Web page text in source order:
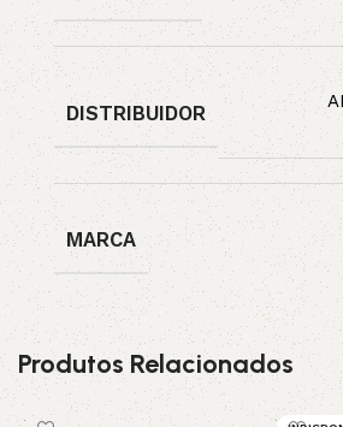
DISTRIBUIDOR
MARCA
Produtos Relacionados